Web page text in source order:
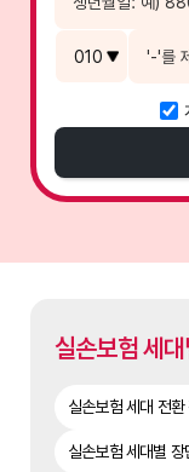
실손보험 세
실손보험 세대 전환
실손보험 세대별 장